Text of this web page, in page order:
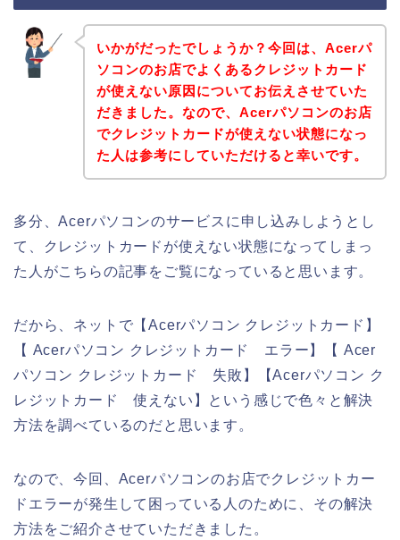
いかがだったでしょうか？今回は、Acerパ
ソコンのお店でよくあるクレジットカード
が使えない原因についてお伝えさせていた
だきました。なので、Acerパソコンのお店
でクレジットカードが使えない状態になっ
た人は参考にしていただけると幸いです。
多分、Acerパソコンのサービスに申し込みしようとし
て、クレジットカードが使えない状態になってしまっ
た人がこちらの記事をご覧になっていると思います。
だから、ネットで【Acerパソコン クレジットカード】
【 Acerパソコン クレジットカード エラー】【 Acer
パソコン クレジットカード 失敗】【Acerパソコン ク
レジットカード 使えない】という感じで色々と解決
方法を調べているのだと思います。
なので、今回、Acerパソコンのお店でクレジットカー
ドエラーが発生して困っている人のために、その解決
方法をご紹介させていただきました。